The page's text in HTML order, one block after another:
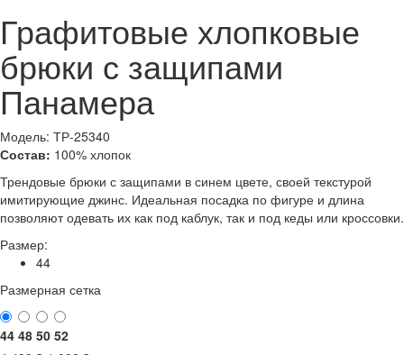
Графитовые хлопковые
брюки с защипами
Панамера
Модель: ТР-25340
Состав: 100% хлопок
Трендовые брюки с защипами в синем цвете, своей текстурой
имитирующие джинс. Идеальная посадка по фигуре и длина
позволяют одевать их как под каблук, так и под кеды или кроссовки.
Размер:
44
Размерная сетка
44 48 50 52